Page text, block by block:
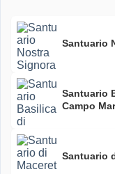
Santuario
Santuario
Campo
Santuario